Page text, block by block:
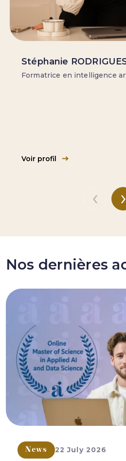
Stéphanie
Formatrice en intelligence
Voir profil
‹ ›
Nos dernières
News 22 July 2026